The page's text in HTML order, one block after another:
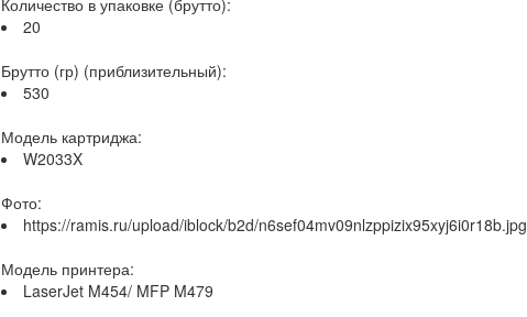
Количество в упаковке (брутто):
20
Брутто (гр) (приблизительный):
530
Модель картриджа:
W2033X
Фото:
https://ramis.ru/upload/iblock/b2d/n6sef04mv09nlzppizix95xyj6i0r18b.jpg
Модель принтера:
LaserJet M454/ MFP M479